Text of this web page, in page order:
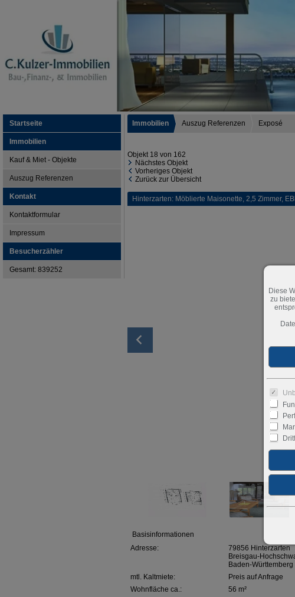
Startseite
Immobilien
Kauf & Miet - Objekte
Auszug Referenzen
Kontakt
Kontaktformular
Impressum
Besucherzähler
Gesamt: 839252
Immobilien Auszug Referenzen Exposé
Objekt 18 von 162
Nächstes Objekt
Vorheriges Objekt
Zurück zur Übersicht
Hinterzarten: Möblierte Maisonette, 2,5 Zimmer,
Basisinformationen
Adresse:
79856 Hinterzarten
Breisgau-
Baden-Württemberg
mtl. Kaltmiete:
Preis auf Anfrage
Wohnfläche ca.:
56 m²
Diese
zu